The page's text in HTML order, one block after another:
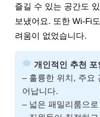
즐길 수 있는 공간도
보냈어요. 또한 Wi-Fi
려움이 없었습니다.
개인적인 추천 포
– 훌륭한 위치, 주요
어납니다.
– 넓은 패밀리룸으